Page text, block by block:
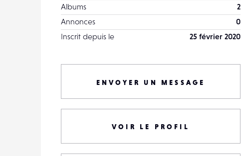
Albums
2
Annonces
0
Inscrit depuis le
25 février 2020
ENVOYER UN MESSAGE
VOIR LE PROFIL